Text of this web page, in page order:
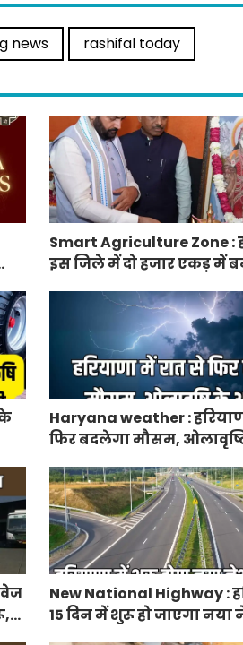
news rashifal today
Smart Agriculture Zone :
इस जिले में दो हजार एकड़ में
Haryana weather :
फिर बदलेगा मौसम,
New National Highway :
15 दिन में शुरू हो जाएगा